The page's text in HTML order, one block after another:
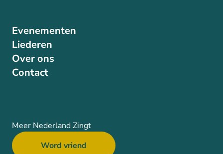
Evenementen
Liederen
Over ons
Contact
Meer Nederland Zingt
Word vriend